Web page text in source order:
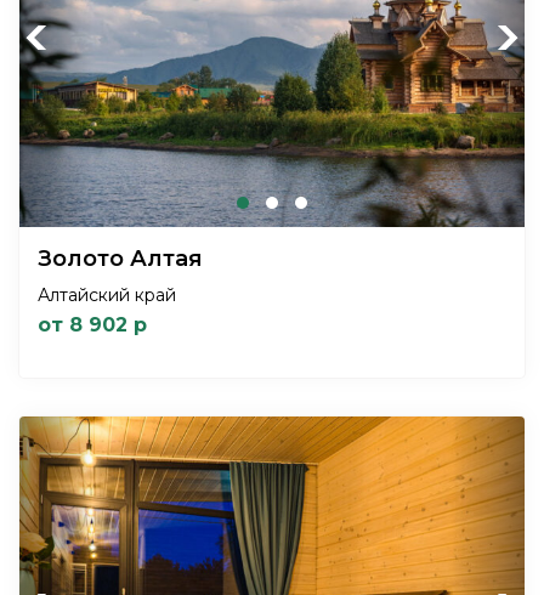
Previous Next
Золото Алтая
Алтайский край
от 8 902 р